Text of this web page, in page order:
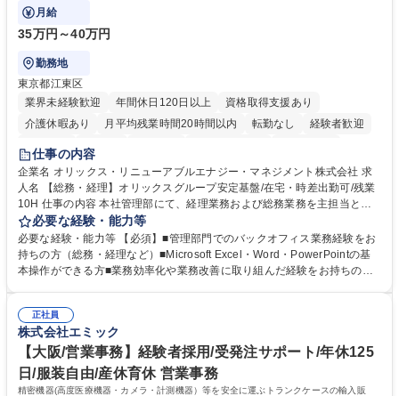
対策など幅広い総務業務もお任せします。
月給
35万円～40万円
勤務地
東京都江東区
業界未経験歓迎
年間休日120日以上
資格取得支援あり
介護休暇あり
月平均残業時間20時間以内 転勤なし
経験者歓迎
研修あり
在宅OK
駅近5分以内
資格取得手当あり 土日祝休み
仕事の内容
企業名 オリックス・リニューアブルエナジー・マネジメント株式会社 求
人名 【総務・経理】オリックスグループ安定基盤/在宅・時差出勤可/残業
10H 仕事の内容 本社管理部にて、経理業務および総務業務を主担当とし
てご担当いただきます。 日常的な支払処理や決算業務などの経理業務に加
え、車両管理・書類管理・本社設備管理や安全対策など幅広い総務業務も
お任せします。 業務効率化や業務改善の提案・推進にも積極的に取り組ん
でいただくことを期待しています。 【総務】※実務業務における業務改善
設備の保守点検、発注)■安全健康管理(オフィス内の安全衛生管理、BCP
対応等)■業務効率化・改善の企画推進 ※その他労働条件の備考へ続く 募
集職種 【総務・経理】オリックスグループ安定基盤/在宅・時差出勤可/残
業10H
必要な経験・能力等
必要な経験・能力等 【必須】■管理部門でのバックオフィス業務経験をお
持ちの方（総務・経理など）■Microsoft Excel・Word・PowerPointの基
本操作ができる方■業務効率化や業務改善に取り組んだ経験をお持ちの方
める方 【魅力】■オリックスの100%子会社という強固な経営基盤のもと
長期間安心して働ける環境です ■時差出勤や一部在宅勤務が可能であり月
平均残業時間も10時間程度とワークライフバランスを重視した働き方が実
現できます 学歴・資格 学歴：大学院 大学 高専 短大 専修学校 高校 語学
力： 資格：
正社員
株式会社エミック
【大阪/営業事務】経験者採用/受発注サポート/年休125
日/服装自由/産休育休 営業事務
精密機器(高度医療機器・カメラ・計測機器）等を安全に運ぶトランクケースの輸入販